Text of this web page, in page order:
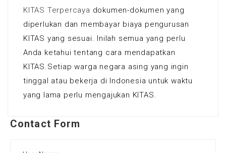
KITAS Terpercaya dokumen-dokumen yang
diperlukan dan membayar biaya pengurusan
KITAS yang sesuai. Inilah semua yang perlu
Anda ketahui tentang cara mendapatkan
KITAS.Setiap warga negara asing yang ingin
tinggal atau bekerja di Indonesia untuk waktu
yang lama perlu mengajukan KITAS.
Contact Form